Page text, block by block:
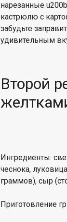
нарезанные
кастрюлю с
забудьте
удивительным
Второй
Ингредиенты:
чеснока,
граммов), сыр
Приготовление